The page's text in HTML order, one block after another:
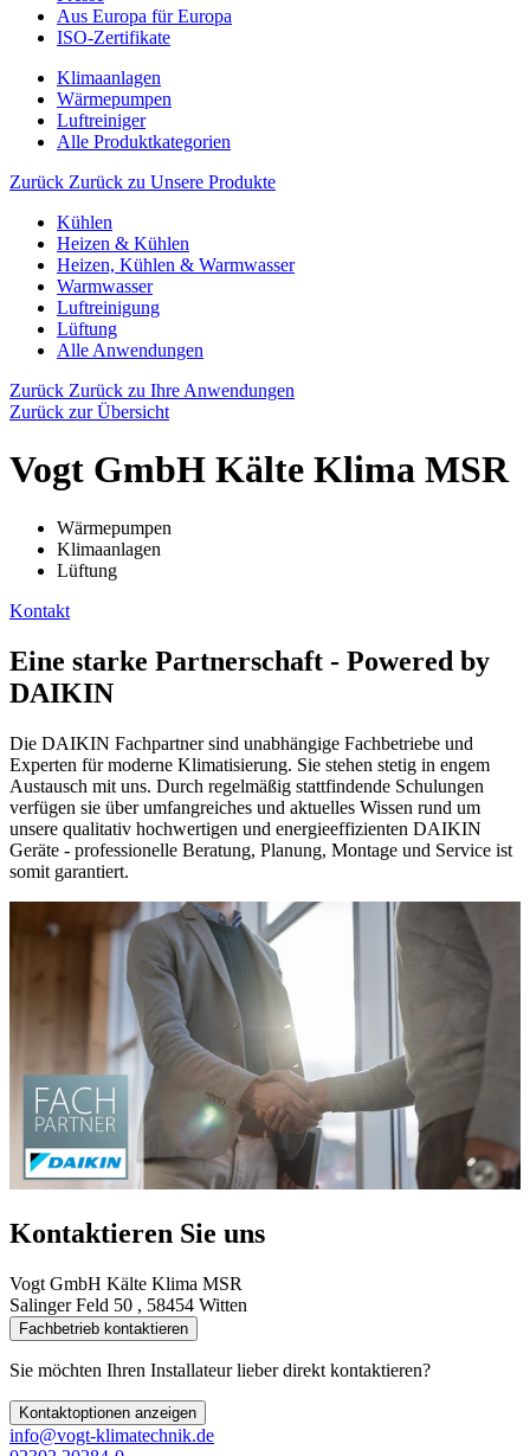
Aus Europa für Europa
ISO-Zertifikate
Klimaanlagen
Wärmepumpen
Luftreiniger
Alle Produktkategorien
Zurück Zurück zu Unsere Produkte
Kühlen
Heizen & Kühlen
Heizen, Kühlen & Warmwasser
Warmwasser
Luftreinigung
Lüftung
Alle Anwendungen
Zurück Zurück zu Ihre Anwendungen
Zurück zur Übersicht
Vogt GmbH Kälte Klima MSR
Wärmepumpen
Klimaanlagen
Lüftung
Kontakt
Eine starke Partnerschaft - Powered by
DAIKIN
Die DAIKIN Fachpartner sind unabhängige Fachbetriebe und
Experten für moderne Klimatisierung. Sie stehen stetig in engem
Austausch mit uns. Durch regelmäßig stattfindende Schulungen
verfügen sie über umfangreiches und aktuelles Wissen rund um
unsere qualitativ hochwertigen und energieeffizienten DAIKIN
Geräte - professionelle Beratung, Planung, Montage und Service ist
somit garantiert.
Kontaktieren Sie uns
Vogt GmbH Kälte Klima MSR
Salinger Feld 50 , 58454 Witten
Fachbetrieb kontaktieren
Sie möchten Ihren Installateur lieber direkt kontaktieren?
Kontaktoptionen anzeigen
info@vogt-klimatechnik.de